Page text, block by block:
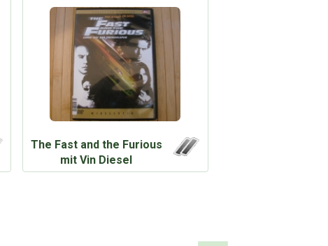
The Fast and the Furious
mit Vin Diesel